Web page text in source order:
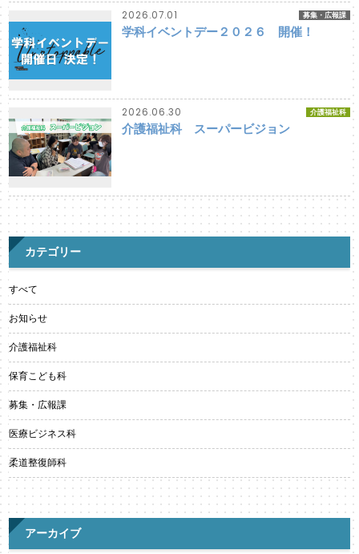
2026.07.01 募集・広報課
学科イベントデー２０２６ 開催！
2026.06.30 介護福祉科
介護福祉科 スーパービジョン
カテゴリー
すべて
お知らせ
介護福祉科
保育こども科
募集・広報課
医療ビジネス科
柔道整復師科
アーカイブ